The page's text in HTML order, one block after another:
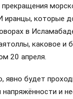
прекращения
которые
в
каковое и
20 апреля.
явно будет
и